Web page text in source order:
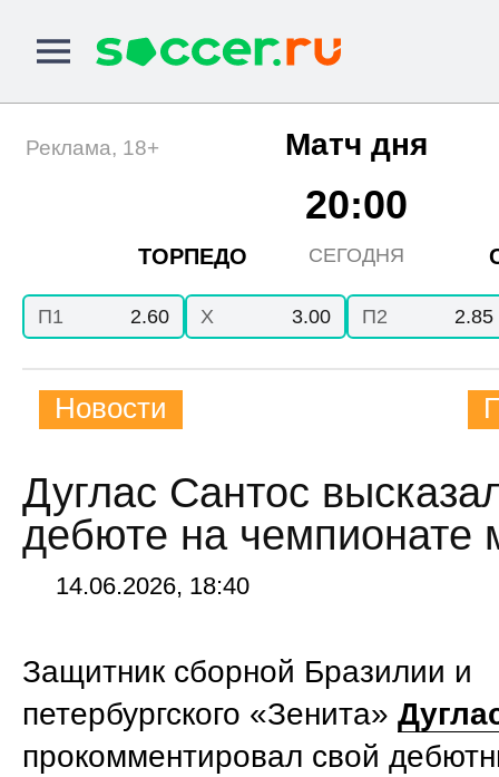
Матч дня
ТОРПЕДО
20:00
СЕГОДНЯ
Реклама, 18+
П1 2.60 X 3.00 П2 2.85
Новости
Дуглас Сантос
дебюте на чемпионате
14.06.2026, 18:40
Защитник сборной Бразилии и
петербургского «Зенита»
прокомментировал свой